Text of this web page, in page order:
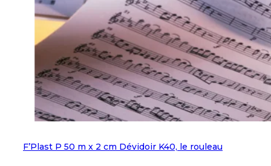
F’Plast P 50 m x 2 cm Dévidoir K40, le rouleau